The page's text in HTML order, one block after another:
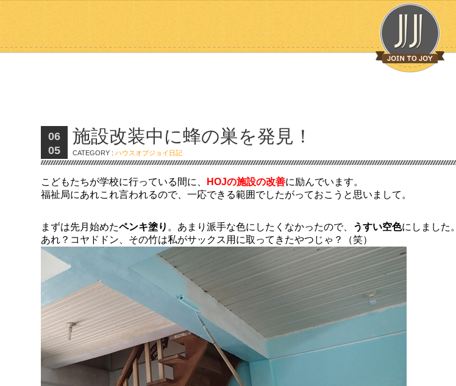
06
05
施設改装中に蜂の巣を発見！
CATEGORY :ハウスオブジョイ日記
こどもたちが学校に行っている間に、 HOJの施設の改善に励んでいます。
福祉局にあれこれ言われるので、一応できる範囲でしたがっておこうと思いまして。
まずは先月始めたペンキ塗り 。あまり派手な色にしたくなかったので、 うすい空色にしました。
あれ？コヤドドン、その竹は私がサックス用に取ってきたやつじゃ？（笑）